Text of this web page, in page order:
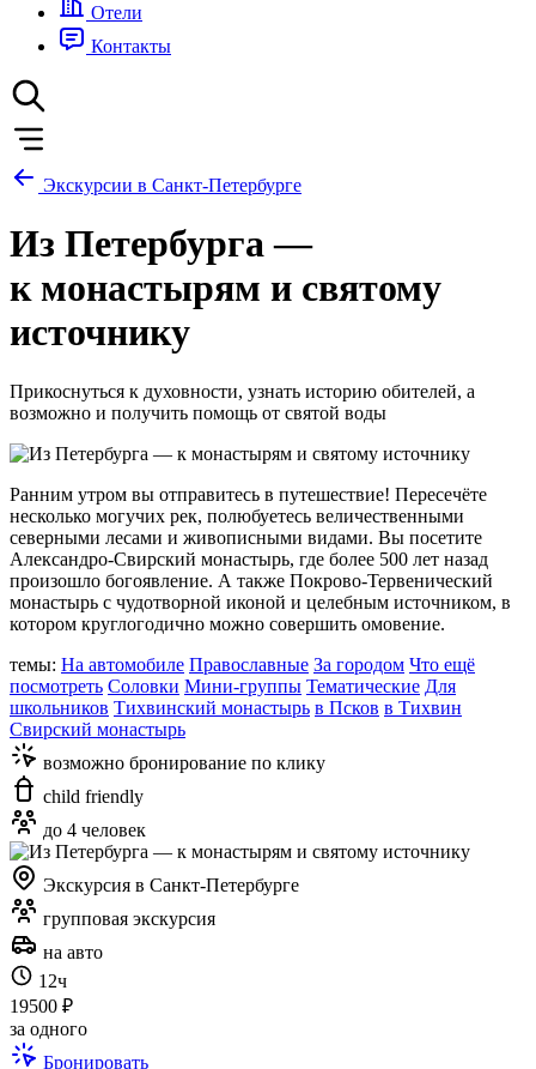
Отели
Контакты
Экскурсии в Санкт-Петербурге
Из Петербурга —
к монастырям и святому
источнику
Прикоснуться к духовности, узнать историю обителей, а
возможно и получить помощь от святой воды
Ранним утром вы отправитесь в путешествие! Пересечёте
несколько могучих рек, полюбуетесь величественными
северными лесами и живописными видами. Вы посетите
Александро-Свирский монастырь, где более 500 лет назад
произошло богоявление. А также Покрово-Тервенический
монастырь с чудотворной иконой и целебным источником, в
котором круглогодично можно совершить омовение.
темы: На автомобиле Православные За городом Что ещё
посмотреть Соловки Мини-группы Тематические Для
школьников Тихвинский монастырь в Псков в Тихвин
Свирский монастырь
возможно бронирование по клику
child friendly
до 4 человек
Экскурсия в Санкт-Петербурге
групповая экскурсия
на авто
12ч
19500 ₽
за одного
Бронировать